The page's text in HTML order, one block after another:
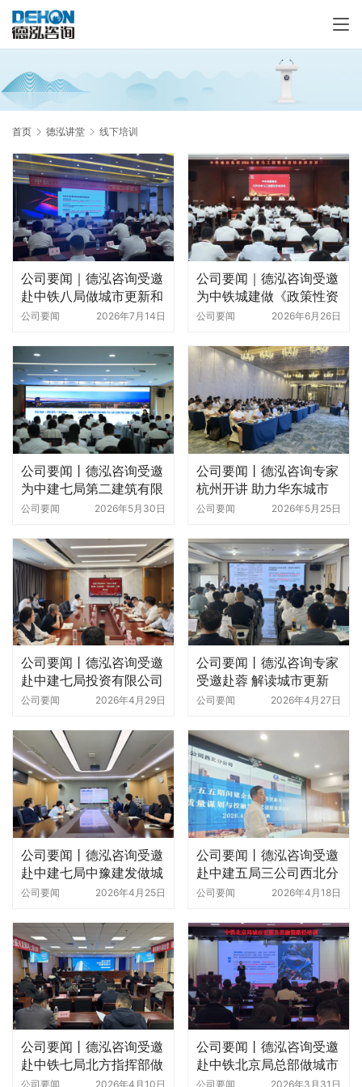
首页 德泓讲堂 线下培训
公司要闻｜德泓咨询受邀
赴中铁八局做城市更新和
地下管网专题培训
公司要闻 2026年7月14日
公司要闻｜德泓咨询受邀
为中铁城建做《政策性资
金谋划》专题培训
公司要闻 2026年6月26日
公司要闻丨德泓咨询受邀
为中建七局第二建筑有限
公司做城市更新策略与实
公司要闻 2026年5月30日
公司要闻丨德泓咨询专家
杭州开讲 助力华东城市
更新高质量发展
公司要闻 2026年5月25日
公司要闻丨德泓咨询受邀
赴中建七局投资有限公司
做城市更新专题培训
公司要闻 2026年4月29日
公司要闻丨德泓咨询专家
受邀赴蓉 解读城市更新
核心要点
公司要闻 2026年4月27日
公司要闻丨德泓咨询受邀
赴中建七局中豫建发做城
市更新专题培训
公司要闻 2026年4月25日
公司要闻丨德泓咨询受邀
赴中建五局三公司西北分
公司开展城市更新专题培
公司要闻 2026年4月18日
公司要闻丨德泓咨询受邀
赴中铁七局北方指挥部做
城市更新专题培训
公司要闻 2026年4月10日
公司要闻丨德泓咨询受邀
赴中铁北京局总部做城市
更新专题培训
公司要闻 2026年3月31日